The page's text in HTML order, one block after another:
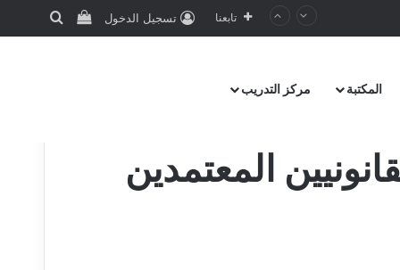
تابعنا تسجيل الدخول
المكتبة مركز التدريب
المعتمدين